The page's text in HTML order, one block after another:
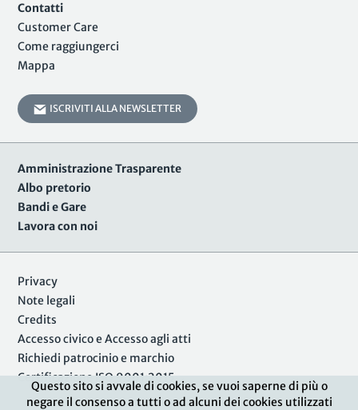
Questo sito si avvale di cookies, se vuoi saperne di più o
negare il consenso a tutti o ad alcuni dei cookies utilizzati
Contatti
Customer Care
Come raggiungerci
Mappa
ISCRIVITI ALLA NEWSLETTER
Amministrazione Trasparente
Albo pretorio
Bandi e Gare
Lavora con noi
Privacy
Note legali
Credits
Accesso civico e Accesso agli atti
Richiedi patrocinio e marchio
Certificazione ISO 9001:2015